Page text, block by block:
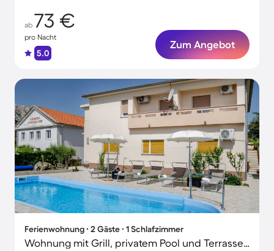
ab 73 €
pro Nacht
5.0
Zum Angebot
Ferienwohnung ∙ 2 Gäste ∙ 1 Schlafzimmer
Wohnung mit Grill, privatem Pool und Terrasse | Poolblick